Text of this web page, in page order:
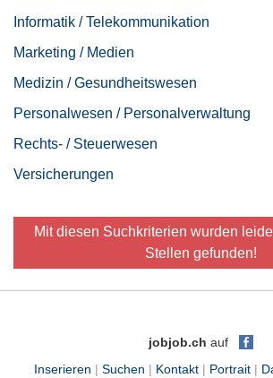
Informatik / Telekommunikation
Marketing / Medien
Medizin / Gesundheitswesen
Personalwesen / Personalverwaltung
Rechts- / Steuerwesen
Versicherungen
Mit diesen Suchkriterien wurden
Stellen gefunden!
jobjob.ch auf
Inserieren | Suchen | Kontakt| Portrait|